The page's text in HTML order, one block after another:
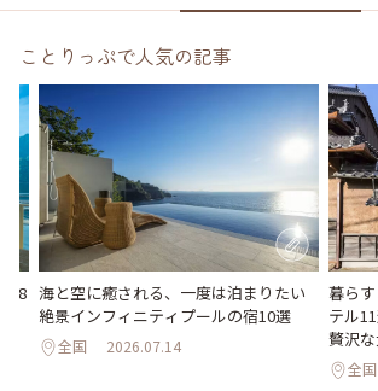
ことりっぷで人気の記事
8 海と空に癒される、一度は泊まりたい
絶景インフィニティプールの宿10選
全国 2026.07.14
暮ら
テル
贅沢
全国